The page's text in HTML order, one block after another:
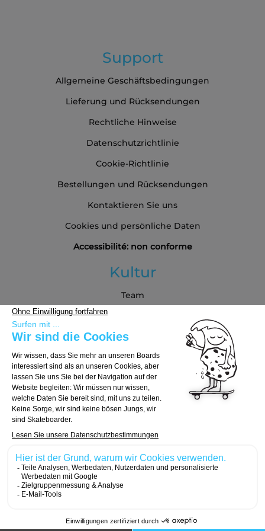
Support
Allgemeine Geschäftsbedingungen
Lieferung und Rücksendungen
Rechtliche Hinweise
Datenschutzrichtlinie
Cookie-Richtlinie
Bestellungen und Rücksendungen
Kontaktieren Sie uns
Cookies und persönliche Daten
Accessibilité: non conforme
Kultur
Team
Partners
Kaufberatung
Board auswählen
© 2026, Carver Skateboards